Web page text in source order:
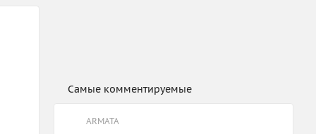
Самые комментируемые
ARMATA